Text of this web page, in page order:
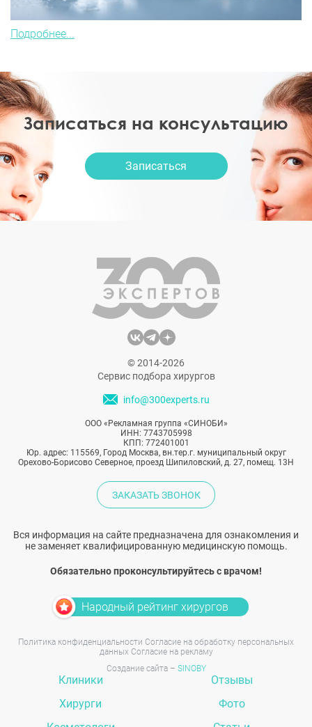
Подробнее...
Записаться на консультацию
Записаться
© 2014-2026
Сервис подбора хирургов
info@300experts.ru
ООО «Рекламная группа «СИНОБИ»
ИНН: 7743705998
КПП: 772401001
Юр. адрес: 115569, Город Москва, вн.тер.г. муниципальный округ
Орехово-Борисово Северное, проезд Шипиловский, д. 27, помещ. 13Н
ЗАКАЗАТЬ ЗВОНОК
Вся информация на сайте предназначена для ознакомления и
не заменяет квалифицированную медицинскую помощь.
Обязательно проконсультируйтесь с врачом!
Народный рейтинг хирургов
Политика конфиденциальности Согласие на обработку персональных
данных Согласие на рекламу
Создание сайта – SINOBY
Клиники
Хирурги
Отзывы
Фото